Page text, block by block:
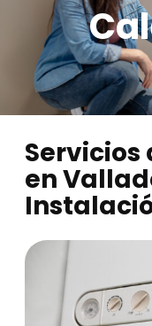
Servicios
en